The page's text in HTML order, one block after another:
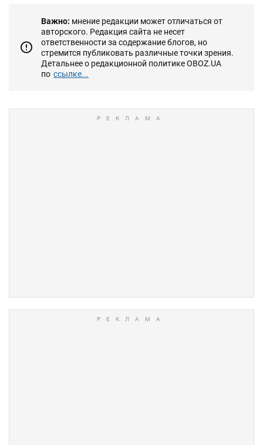
Важно: мнение редакции может отличаться от
авторского. Редакция сайта не несет
ответственности за содержание блогов, но
стремится публиковать различные точки зрения.
Детальнее о редакционной политике OBOZ.UA
по ссылке...